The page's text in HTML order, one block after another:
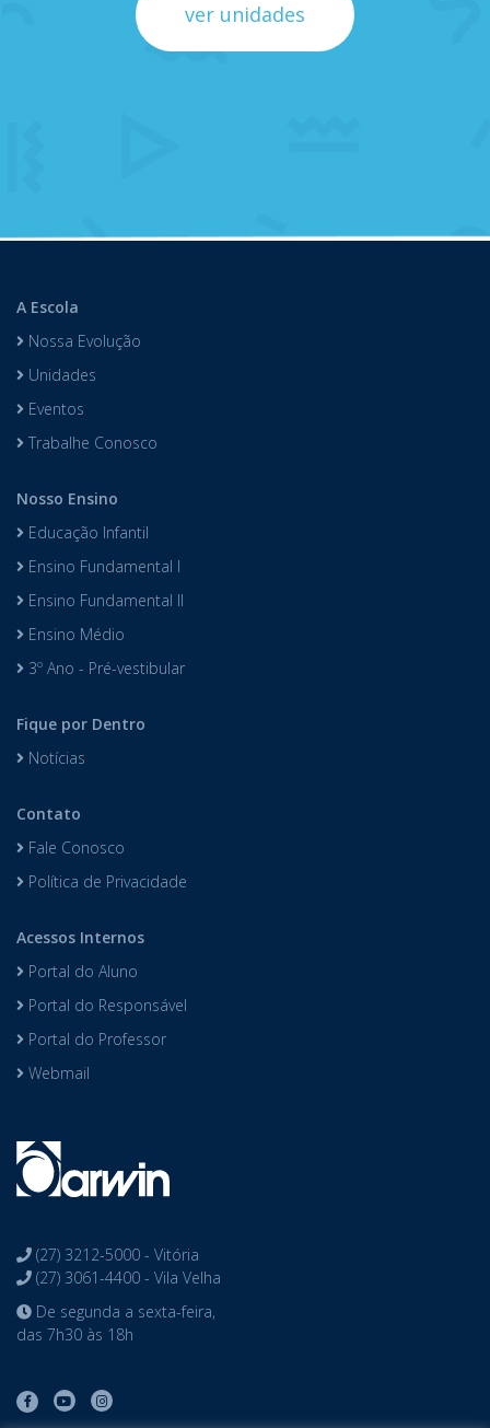
ver unidades
A Escola
Nossa Evolução
Unidades
Eventos
Trabalhe Conosco
Nosso Ensino
Educação Infantil
Ensino Fundamental I
Ensino Fundamental II
Ensino Médio
3º Ano - Pré-vestibular
Fique por Dentro
Notícias
Contato
Fale Conosco
Política de Privacidade
Acessos Internos
Portal do Aluno
Portal do Responsável
Portal do Professor
Webmail
(27) 3212-5000 - Vitória
(27) 3061-4400 - Vila Velha
De segunda a sexta-feira,
das 7h30 às 18h